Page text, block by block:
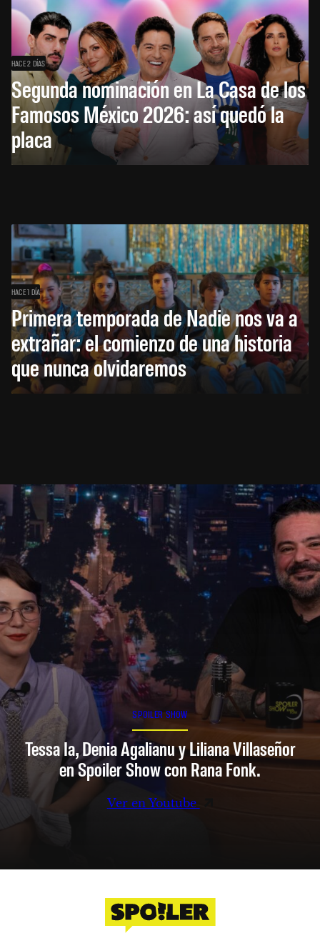
HACE 2 DÍAS
Segunda nominación en La Casa de los
Famosos México 2026: así quedó la
placa
HACE 1 DÍA
Primera temporada de Nadie nos va a
extrañar: el comienzo de una historia
que nunca olvidaremos
SPOILER SHOW
Tessa Ia, Denia Agalianu y Liliana Villaseñor
en Spoiler Show con Rana Fonk.
Ver en Youtube